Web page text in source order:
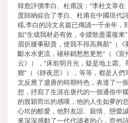
韓愈評價李白、杜甫說：“李杜文章
度歸納綜合了李白、杜甫在中國現代
樣,李白的詩文名篇已傳誦一千余年，
如“生成我材必有效，令嬡散盡還復來
眉折腰事顯貴，使我不得高興顏”（《
斷水水更流，碰杯銷愁愁更愁”（《
云》），“床前明月光，疑是地上霜
鄉”（《靜夜思》），等等，都是人
文反應了盛唐的時期特色，表達了一
想，抒寫了生涯在唐代的一個通俗中
的脫穎而出的感嘆，他的人生如夢的
心坎的酷愛，他對友誼、親情、戀愛
來深深感動了一代代讀者的心，而他